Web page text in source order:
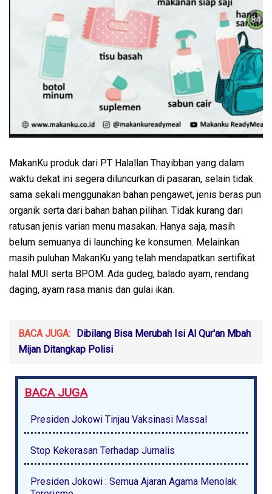
MakanKu produk dari PT Halallan Thayibban yang dalam
waktu dekat ini segera diluncurkan di pasaran, selain tidak
sama sekali menggunakan bahan pengawet, jenis beras pun
organik serta dari bahan bahan pilihan. Tidak kurang dari
ratusan jenis varian menu masakan. Hanya saja, masih
belum semuanya di launching ke konsumen. Melainkan
masih puluhan MakanKu yang telah mendapatkan sertifikat
halal MUI serta BPOM. Ada gudeg, balado ayam, rendang
daging, ayam rasa manis dan gulai ikan.
BACA JUGA: Dibilang Bisa Merubah Isi Al Qur'an Mbah
Mijan Ditangkap Polisi
BACA JUGA
Presiden Jokowi Tinjau Vaksinasi Massal
Stop Kekerasan Terhadap Jurnalis
Presiden Jokowi : Semua Ajaran Agama Menolak